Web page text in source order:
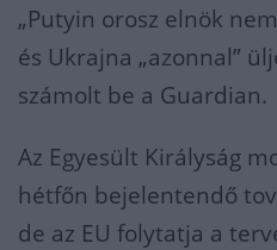
„Putyin orosz elnök
és Ukrajna „azonnal”
számolt be a Guardian.
Az Egyesült Királyság
hétfőn bejelentendő
de az EU folytatja a